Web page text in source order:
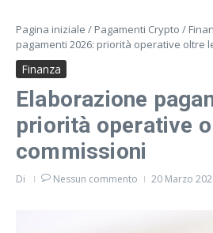
Pagina iniziale / Pagamenti Crypto /
pagamenti 2026: priorità operative oltre
Finanza
Elaborazione
priorità operative
commissioni
Di Nessun commento 20 Marzo